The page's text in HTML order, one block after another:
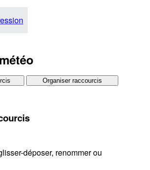
Organiser raccourcis
déposer, renommer ou